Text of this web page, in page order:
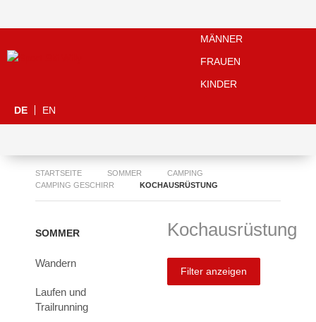
MÄNNER
FRAUEN
KINDER
DE EN
STARTSEITE SOMMER
CAMPING
CAMPING GESCHIRR
KOCHAUSRÜSTUNG
SOMMER
Wandern
Laufen und
Trailrunning
Kochausrüstung
Filter anzeigen